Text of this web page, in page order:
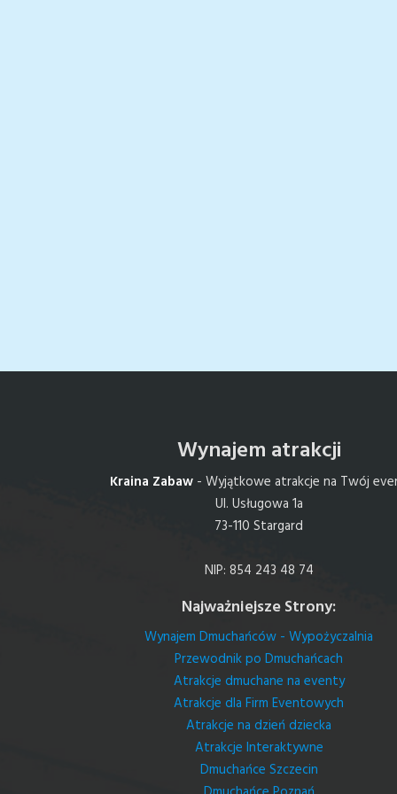
Wynajem atrakcji
Kraina Zabaw - Wyjątkowe atrakcje na Twój
Ul. Usługowa 1a
73-110 Stargard
NIP: 854 243 48 74
Najważniejsze Strony:
Wynajem Dmuchańców - Wypożyczalnia
Przewodnik po Dmuchańcach
Atrakcje dmuchane na eventy
Atrakcje dla Firm Eventowych
Atrakcje na dzień dziecka
Atrakcje Interaktywne
Dmuchańce Szczecin